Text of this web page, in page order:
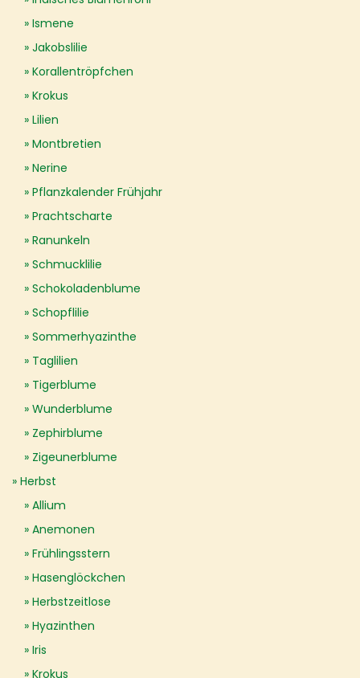
Ismene
Jakobslilie
Korallentröpfchen
Krokus
Lilien
Montbretien
Nerine
Pflanzkalender Frühjahr
Prachtscharte
Ranunkeln
Schmucklilie
Schokoladenblume
Schopflilie
Sommerhyazinthe
Taglilien
Tigerblume
Wunderblume
Zephirblume
Zigeunerblume
Herbst
Allium
Anemonen
Frühlingsstern
Hasenglöckchen
Herbstzeitlose
Hyazinthen
Iris
Krokus